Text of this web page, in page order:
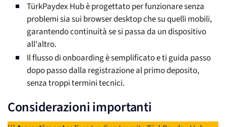
TürkPaydex Hub è progettato per funzionare senza
problemi sia sui browser desktop che su quelli mobili,
garantendo continuità se si passa da un dispositivo
all'altro.
Il flusso di onboarding è semplificato e ti guida passo
dopo passo dalla registrazione al primo deposito,
senza troppi termini tecnici.
Considerazioni importanti